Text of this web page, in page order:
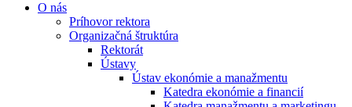
O nás
Príhovor rektora
Organizačná štruktúra
Rektorát
Ústavy
Ústav ekonómie a manažmentu
Katedra ekonómie a financií